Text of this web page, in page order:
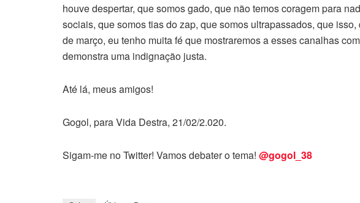
houve despertar, que somos gado, que não temos coragem para
sociais, que somos tias do zap, que somos ultrapassados, que
de março, eu tenho muita fé que mostraremos a esses canalhas
demonstra uma indignação justa.
Até lá, meus amigos!
Gogol, para Vida Destra, 21/02/2.020.
Sigam-me no Twitter! Vamos debater o tema! @gogol_38